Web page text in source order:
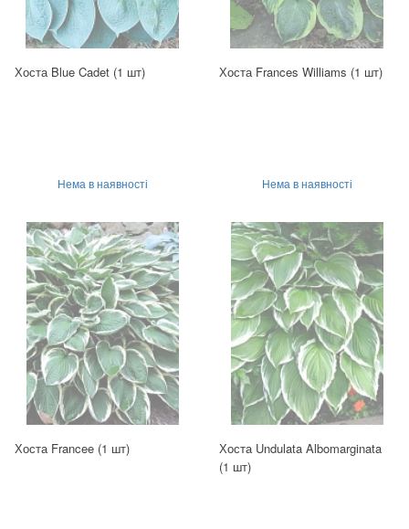
Хоста Blue Cadet (1 шт)
Нема в наявності
Хоста Frances Williams (1 шт)
Нема в наявності
Хоста Francee (1 шт)
Хоста Undulata Albomarginata
(1 шт)